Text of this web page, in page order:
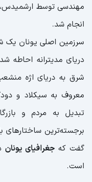
مهندسی توسط ارشمیدس،
انجام شد.
سرزمین اصلی یونان یک
دریای مدیترانه احاطه
شرق به دریای اژه
معروف به سیکلاد و
تبدیل به مردم و
برجسته‌ترین ساختارهای
گفت کهجغرافیای یونان
است.